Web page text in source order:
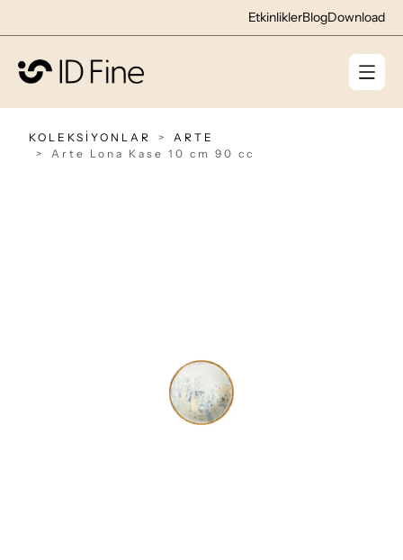
EtkinliklerBlogDownload
KOLEKSİYONLAR
ARTE
Arte Lona Kase 10 cm 90 cc